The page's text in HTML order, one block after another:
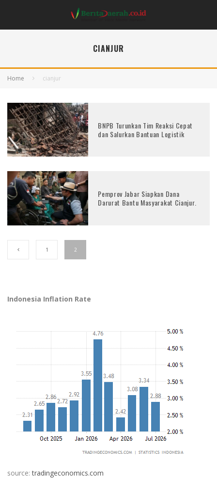
CIANJUR
Home cianjur
BNPB Turunkan Tim Reaksi Cepat
dan Salurkan Bantuan Logistik
Pemprov Jabar Siapkan Dana
Darurat Bantu Masyarakat Cianjur.
1 2
Indonesia Inflation Rate
source:tradingeconomics.com